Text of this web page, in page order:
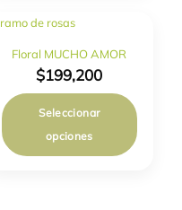
Floral MUCHO AMOR
$199,200
Seleccionar
opciones